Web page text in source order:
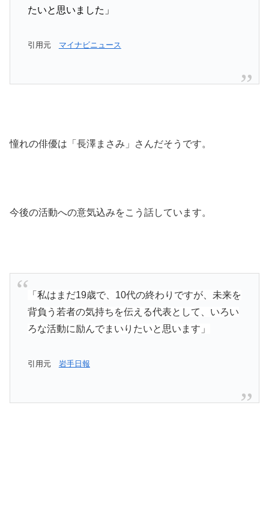
たいと思いました」
引用元 マイナビニュース
憧れの俳優は「長澤まさみ」さんだそうです。
今後の活動への意気込みをこう話しています。
「私はまだ19歳で、10代の終わりですが、未来を
背負う若者の気持ちを伝える代表として、いろい
ろな活動に励んでまいりたいと思います」
引用元 岩手日報